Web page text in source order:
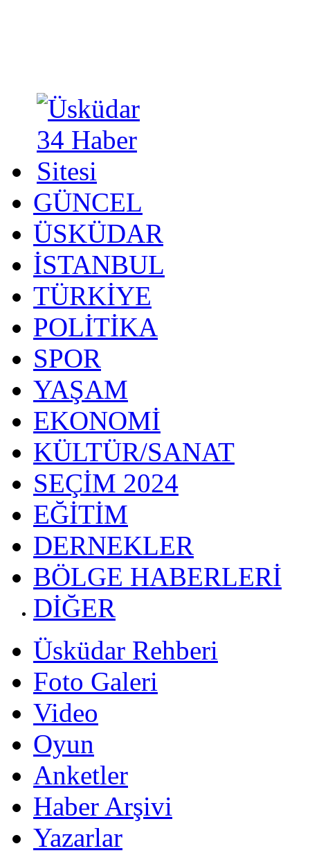
GÜNCEL
ÜSKÜDAR
İSTANBUL
TÜRKİYE
POLİTİKA
SPOR
YAŞAM
EKONOMİ
KÜLTÜR/SANAT
SEÇİM 2024
EĞİTİM
DERNEKLER
BÖLGE HABERLERİ
DİĞER
Üsküdar Rehberi
Foto Galeri
Video
Oyun
Anketler
Haber Arşivi
Yazarlar